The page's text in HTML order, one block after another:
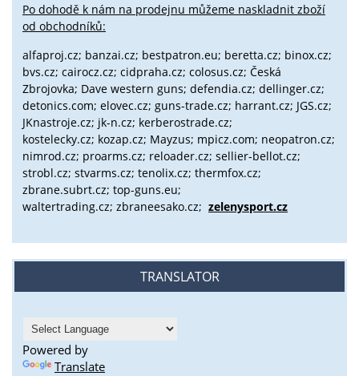
Po dohodě k nám na prodejnu můžeme naskladnit zboží
od obchodníků:
alfaproj.cz; banzai.cz; bestpatron.eu; beretta.cz; binox.cz;
bvs.cz; cairocz.cz; cidpraha.cz; colosus.cz; Česká
Zbrojovka; Dave western guns; defendia.cz; dellinger.cz;
detonics.com; elovec.cz; guns-trade.cz; harrant.cz; JGS.cz;
JKnastroje.cz; jk-n.cz; kerberostrade.cz;
kostelecky.cz; kozap.cz; Mayzus; mpicz.com; neopatron.cz;
nimrod.cz; proarms.cz; reloader.cz; sellier-bellot.cz;
strobl.cz; stvarms.cz; tenolix.cz; thermfox.cz;
zbrane.subrt.cz; top-guns.eu;
waltertrading.cz; zbraneesako.cz; zelenysport.cz
TRANSLATOR
Powered by
Translate